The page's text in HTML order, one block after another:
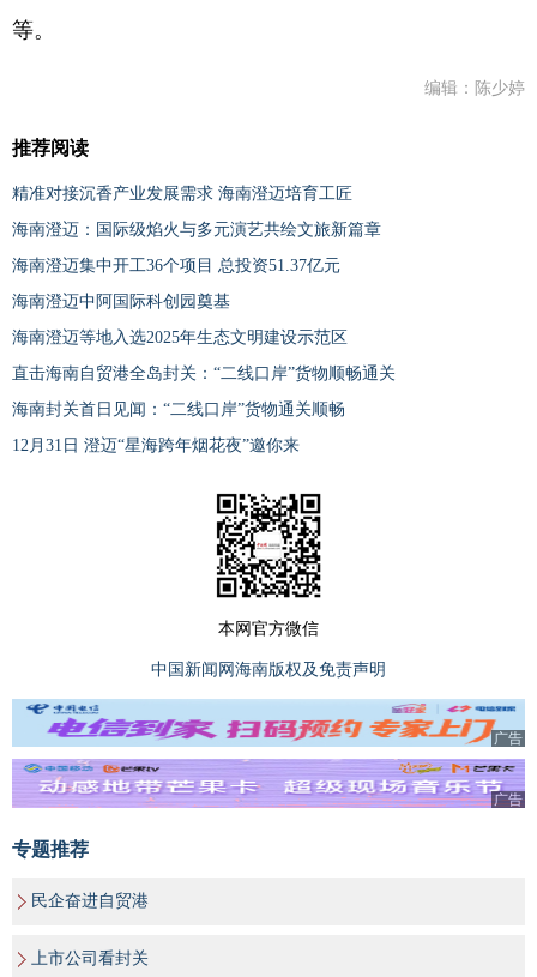
等。
编辑：陈少婷
推荐阅读
精准对接沉香产业发展需求 海南澄迈培育工匠
海南澄迈：国际级焰火与多元演艺共绘文旅新篇章
海南澄迈集中开工36个项目 总投资51.37亿元
海南澄迈中阿国际科创园奠基
海南澄迈等地入选2025年生态文明建设示范区
直击海南自贸港全岛封关：“二线口岸”货物顺畅通关
海南封关首日见闻：“二线口岸”货物通关顺畅
12月31日 澄迈“星海跨年烟花夜”邀你来
本网官方微信
中国新闻网海南版权及免责声明
广告
广告
专题推荐
民企奋进自贸港
上市公司看封关